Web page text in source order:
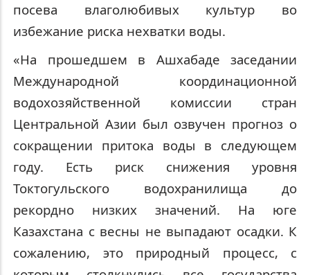
посева влаголюбивых культур во
избежание риска нехватки воды.
«На прошедшем в Ашхабаде заседании
Международной координационной
водохозяйственной комиссии стран
Центральной Азии был озвучен прогноз о
сокращении притока воды в следующем
году. Есть риск снижения уровня
Токтогульского водохранилища до
рекордно низких значений. На юге
Казахстана с весны не выпадают осадки. К
сожалению, это природный процесс, с